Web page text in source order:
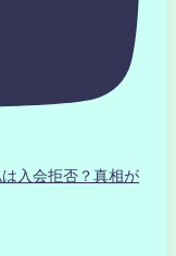
入会拒否？真相が